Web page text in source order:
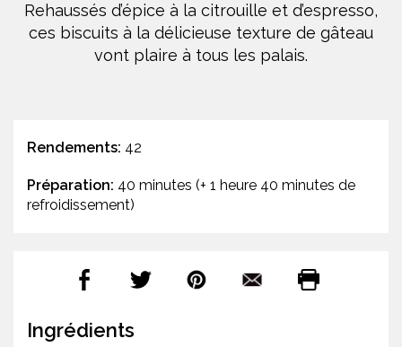
Rehaussés d’épice à la citrouille et d’espresso,
ces biscuits à la délicieuse texture de gâteau
vont plaire à tous les palais.
Rendements: 42
Préparation: 40 minutes (+ 1 heure 40 minutes de
refroidissement)
Ingrédients